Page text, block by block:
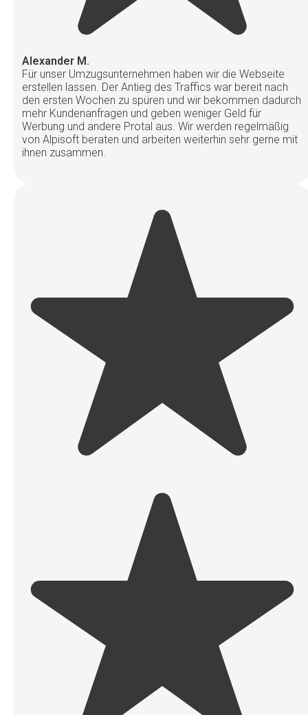
Alexander M.
Für unser Umzugsunternehmen haben wir die Webseite
erstellen lassen. Der Antieg des Traffics war bereit nach
den ersten Wochen zu spüren und wir bekommen dadurch
mehr Kundenanfragen und geben weniger Geld für
Werbung und andere Protal aus. Wir werden regelmäßig
von Alpisoft beraten und arbeiten weiterhin sehr gerne mit
ihnen zusammen.